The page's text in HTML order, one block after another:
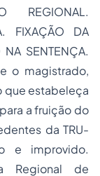
REGIONAL.
FIXAÇÃO DA
SENTENÇA.
o magistrado,
que estabeleça
a fruição do
da TRU-
e improvido.
Regional de